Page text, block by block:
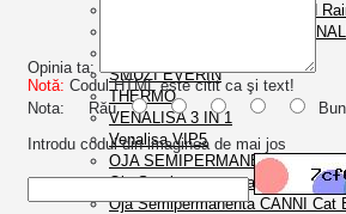
Oja semipermanenta Rosalind
OJA SEMIPERMANENTA
SMUZI EVERIN
THERMO
VENALISA 3 IN 1
Venalisa VIP5
OJA SEMIPERMANENTA FSM
Oja Semipermanenta CANNI
Oja Semipermanenta CANNI Cat
Opinia ta:
Notă: Codul HTML este citit ca şi text!
Nota: Rău
Bun
Introdu codul din imaginea de mai jos